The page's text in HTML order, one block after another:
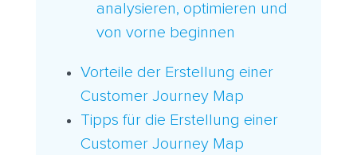
analysieren, optimieren und
von vorne beginnen
Vorteile der Erstellung einer
Customer Journey Map
Tipps für die Erstellung einer
Customer Journey Map